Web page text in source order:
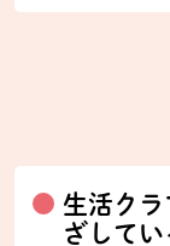
生活ク
ざしてい